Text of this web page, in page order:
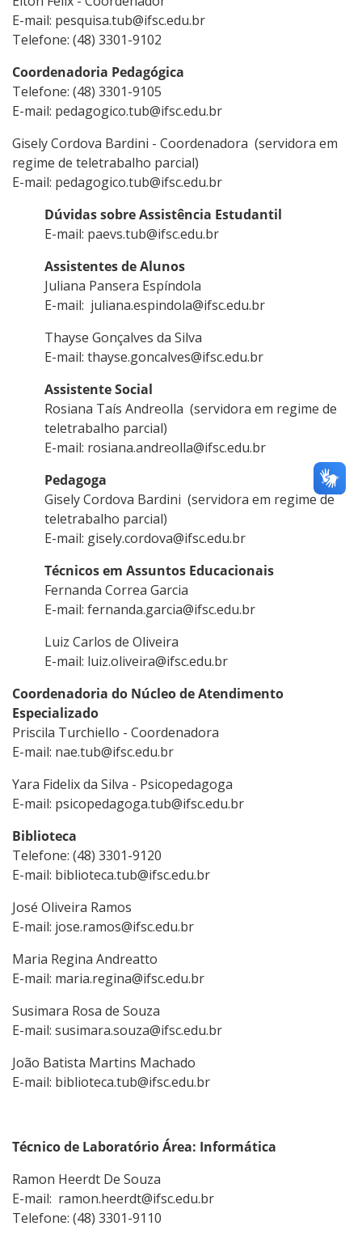
E-mail: pesquisa.tub@ifsc.edu.br
Telefone: (48) 3301-9102
Coordenadoria Pedagógica
Telefone: (48) 3301-9105
E-mail: pedagogico.tub@ifsc.edu.br
Gisely Cordova Bardini - Coordenadora (servidora em
regime de teletrabalho parcial)
E-mail: pedagogico.tub@ifsc.edu.br
Dúvidas sobre Assistência Estudantil
E-mail: paevs.tub@ifsc.edu.br
Assistentes de Alunos
Juliana Pansera Espíndola
E-mail: juliana.espindola@ifsc.edu.br
Thayse Gonçalves da Silva
E-mail: thayse.goncalves@ifsc.edu.br
Assistente Social
Rosiana Taís Andreolla (servidora em regime de
teletrabalho parcial)
E-mail: rosiana.andreolla@ifsc.edu.br
Pedagoga
Gisely Cordova Bardini (servidora em regime de
teletrabalho parcial)
E-mail: gisely.cordova@ifsc.edu.br
Técnicos em Assuntos Educacionais
Fernanda Correa Garcia
E-mail: fernanda.garcia@ifsc.edu.br
Luiz Carlos de Oliveira
E-mail: luiz.oliveira@ifsc.edu.br
Coordenadoria do Núcleo de Atendimento
Especializado
Priscila Turchiello - Coordenadora
E-mail: nae.tub@ifsc.edu.br
Yara Fidelix da Silva - Psicopedagoga
E-mail: psicopedagoga.tub@ifsc.edu.br
Biblioteca
Telefone: (48) 3301-9120
E-mail: biblioteca.tub@ifsc.edu.br
José Oliveira Ramos
E-mail: jose.ramos@ifsc.edu.br
Maria Regina Andreatto
E-mail: maria.regina@ifsc.edu.br
Susimara Rosa de Souza
E-mail: susimara.souza@ifsc.edu.br
João Batista Martins Machado
E-mail: biblioteca.tub@ifsc.edu.br
Técnico de Laboratório Área: Informática
Ramon Heerdt De Souza
E-mail: ramon.heerdt@ifsc.edu.br
Telefone: (48) 3301-9110